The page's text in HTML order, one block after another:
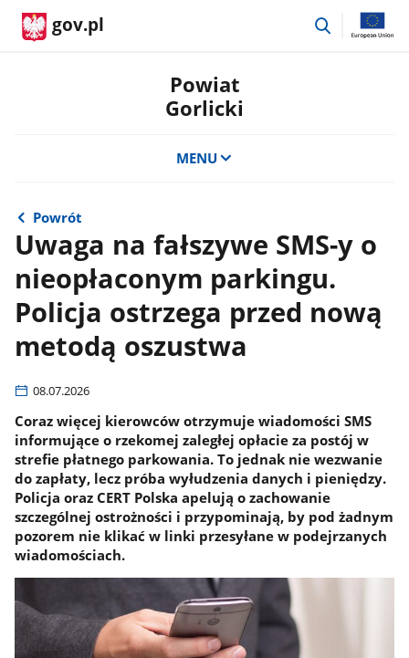
gov.pl
przejdź
Powiat
Gorlicki
MENU
Powrót
Uwaga na fałszywe SMS-y o
nieopłaconym parkingu.
Policja ostrzega przed nową
metodą oszustwa
08.07.2026
Coraz więcej kierowców otrzymuje wiadomości SMS
informujące o rzekomej zaległej opłacie za postój w
strefie płatnego parkowania. To jednak nie wezwanie
do zapłaty, lecz próba wyłudzenia danych i pieniędzy.
Policja oraz CERT Polska apelują o zachowanie
szczególnej ostrożności i przypominają, by pod żadnym
pozorem nie klikać w linki przesyłane w podejrzanych
wiadomościach.